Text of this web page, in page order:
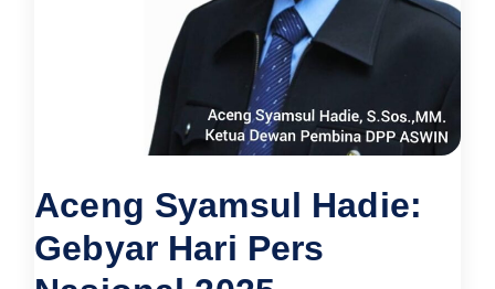
Aceng Syamsul Hadie:
Gebyar Hari Pers